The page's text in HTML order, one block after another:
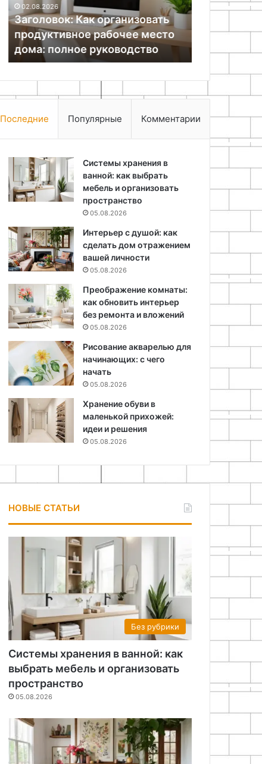
дома:
полное
руководство
02.08.2026
Заголовок: Как организовать
продуктивное рабочее место
дома: полное руководство
магнитов
мастерской
Последние Популярные Комментарии
Системы хранения в
ванной: как выбрать
мебель и организовать
пространство
05.08.2026
Интерьер с душой: как
сделать дом отражением
вашей личности
05.08.2026
Преображение комнаты:
как обновить интерьер
без ремонта и вложений
05.08.2026
Рисование акварелью для
начинающих: с чего
начать
05.08.2026
Хранение обуви в
маленькой прихожей:
идеи и решения
05.08.2026
НОВЫЕ СТАТЬИ
Без рубрики
Системы хранения в ванной: как
выбрать мебель и организовать
пространство
05.08.2026